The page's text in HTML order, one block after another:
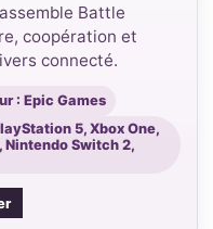
Battle
coopération et
connecté.
: Epic Games
5, Xbox One,
Nintendo Switch 2,